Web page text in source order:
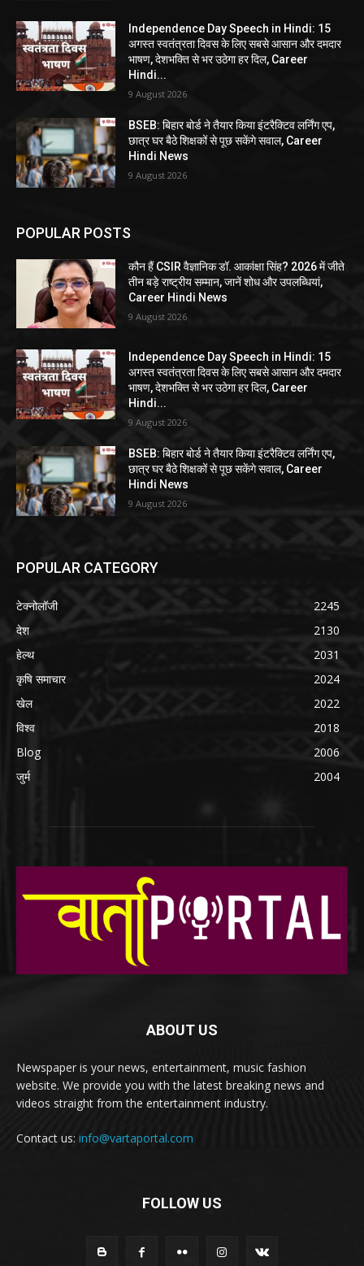
Independence Day Speech in Hindi: 15
अगस्त स्वतंत्रता दिवस के लिए सबसे आसान और दमदार
भाषण, देशभक्ति से भर उठेगा हर दिल, Career
Hindi...
9 August 2026
BSEB: बिहार बोर्ड ने तैयार किया इंटरैक्टिव लर्निंग एप,
छात्र घर बैठे शिक्षकों से पूछ सकेंगे सवाल, Career
Hindi News
9 August 2026
POPULAR POSTS
कौन हैं CSIR वैज्ञानिक डॉ. आकांक्षा सिंह? 2026 में जीते
तीन बड़े राष्ट्रीय सम्मान, जानें शोध और उपलब्धियां,
Career Hindi News
9 August 2026
Independence Day Speech in Hindi: 15
अगस्त स्वतंत्रता दिवस के लिए सबसे आसान और दमदार
भाषण, देशभक्ति से भर उठेगा हर दिल, Career
Hindi...
9 August 2026
BSEB: बिहार बोर्ड ने तैयार किया इंटरैक्टिव लर्निंग एप,
छात्र घर बैठे शिक्षकों से पूछ सकेंगे सवाल, Career
Hindi News
9 August 2026
POPULAR CATEGORY
टेक्नोलॉजी
2245
देश
2130
हेल्थ
2031
कृषि समाचार
2024
खेल
2022
विश्व
2018
Blog
2006
जुर्म
2004
ABOUT US
Newspaper is your news, entertainment, music fashion
website. We provide you with the latest breaking news and
videos straight from the entertainment industry.
Contact us: info@vartaportal.com
FOLLOW US